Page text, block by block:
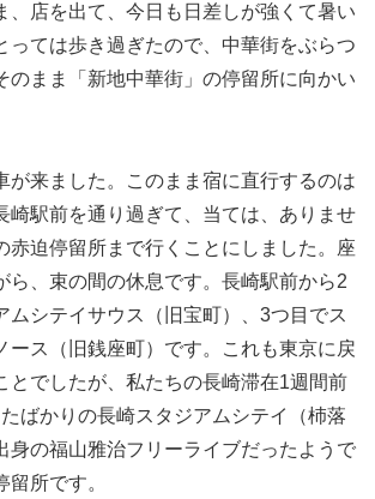
、店を出て、今日も日差しが強くて暑い
っては歩き過ぎたので、中華街をぶらつ
のまま「新地中華街」の停留所に向かい
が来ました。このまま宿に直行するのは
崎駅前を通り過ぎて、当ては、ありませ
赤迫停留所まで行くことにしました。座
ら、束の間の休息です。長崎駅前から2
ムシテイサウス（旧宝町）、3つ目でス
ース（旧銭座町）です。これも東京に戻
とでしたが、私たちの長崎滞在1週間前
ばかりの長崎スタジアムシテイ（杮落
身の福山雅治フリーライブだったようで
所です。